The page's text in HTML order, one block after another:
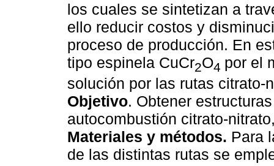
los cuales se sintetizan a
ello reducir costos y
proceso de producción. En
tipo espinela CuCr2O4 por el
solución por las rutas citrato-
Objetivo. Obtener
autocombustión citrato-
Materiales y métodos. Para
de las distintas rutas se